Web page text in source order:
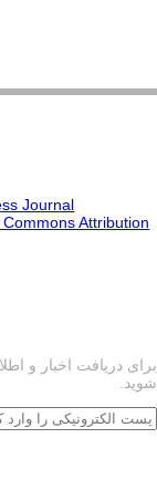
Journal
Attribution
برای دریافت اخبار و
شوید.